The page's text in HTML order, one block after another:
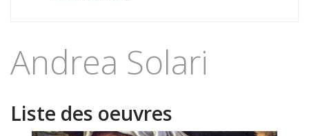
Andrea Solari
Liste des oeuvres